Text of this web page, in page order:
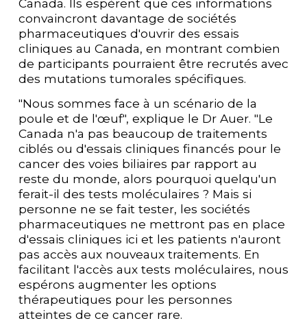
Canada. Ils espèrent que ces informations
convaincront davantage de sociétés
pharmaceutiques d'ouvrir des essais
cliniques au Canada, en montrant combien
de participants pourraient être recrutés avec
des mutations tumorales spécifiques.
"Nous sommes face à un scénario de la
poule et de l'œuf", explique le Dr Auer. "Le
Canada n'a pas beaucoup de traitements
ciblés ou d'essais cliniques financés pour le
cancer des voies biliaires par rapport au
reste du monde, alors pourquoi quelqu'un
ferait-il des tests moléculaires ? Mais si
personne ne se fait tester, les sociétés
pharmaceutiques ne mettront pas en place
d'essais cliniques ici et les patients n'auront
pas accès aux nouveaux traitements. En
facilitant l'accès aux tests moléculaires, nous
espérons augmenter les options
thérapeutiques pour les personnes
atteintes de ce cancer rare.